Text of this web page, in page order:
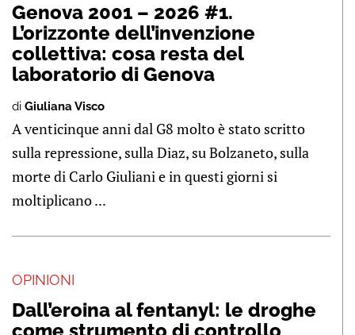
Genova 2001 – 2026 #1.
L’orizzonte dell’invenzione
collettiva: cosa resta del
laboratorio di Genova
di Giuliana Visco
A venticinque anni dal G8 molto è stato scritto
sulla repressione, sulla Diaz, su Bolzaneto, sulla
morte di Carlo Giuliani e in questi giorni si
moltiplicano ...
OPINIONI
Dall’eroina al fentanyl: le droghe